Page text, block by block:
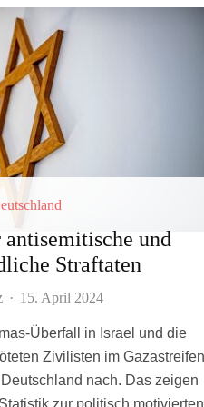
und
Straftaten
· 15. April 2024
Überfall in Israel und die
Zivilisten im Gazastreifen
nach. Das zeigen
zur politisch motivierten